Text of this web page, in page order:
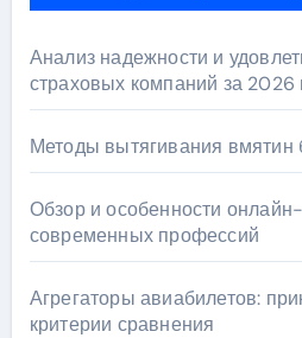
Анализ надежности и
страховых компаний за 2026
Методы вытягивания вмятин
Обзор и особенности
современных профессий
Агрегаторы авиабилетов:
критерии сравнения